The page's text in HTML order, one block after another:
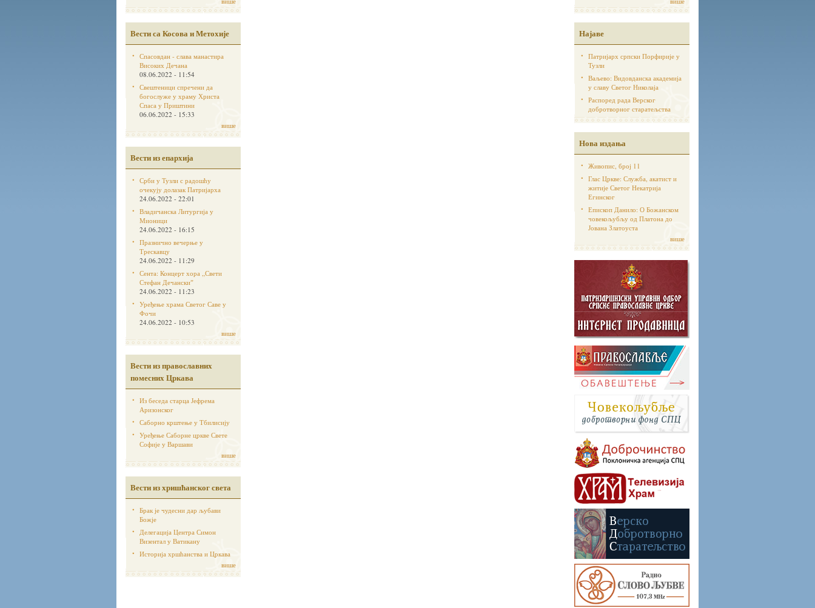
Вести са Косова и Метохије
Спасовдан - слава манастира
Високих Дечана
08.06.2022 - 11:54
Свештеници спречени да
богослуже у храму Христа
Спаса у Приштини
06.06.2022 - 15:33
више
Вести из епархија
Срби у Тузли с радошћу
очекују долазак Патријарха
24.06.2022 - 22:01
Владичанска Литургија у
Мионици
24.06.2022 - 16:15
Празнично вечерње у
Трескавцу
24.06.2022 - 11:29
Сента: Концерт хора „Свети
Стефан Дечанскиˮ
24.06.2022 - 11:23
Уређење храма Светог Саве у
Фочи
24.06.2022 - 10:53
више
Вести из православних
помесних Цркава
Из беседа старца Јефрема
Аризонског
Саборно крштење у Тбилисију
Уређење Саборне цркве Свете
Софије у Варшави
више
Вести из хришћанског света
Брак је чудесни дар љубави
Божје
Делегација Центра Симон
Визентал у Ватикану
Историја хршћанства и Цркава
више
Најаве
Патријарх српски Порфирије у
Тузли
Ваљево: Видовданска академија
у славу Светог Николаја
Распоред рада Верског
добротворног старатељства
Нова издања
Живопис, број 11
Глас Цркве: Служба, акатист и
житије Светог Некатрија
Егинског
Епископ Данило: О Божанском
човекољубљу од Платона до
Јована Златоуста
више